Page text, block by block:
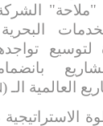
"ملاحة"
لتوسيع
العالمية الـ (